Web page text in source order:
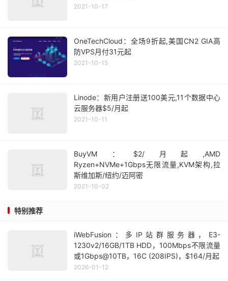
2021-10-17
OneTechCloud：全场9折起,美国CN2 GIA高
防VPS月付31元起
2021-10-15
Linode：新用户注册送100美元,11个数据中心
云服务器$5/月起
2021-10-11
BuyVM：$2/月起,AMD
Ryzen+NVMe+1Gbps无限流量,KVM架构,拉
斯维加斯/纽约/迈阿密
2021-10-02
特别推荐
iWebFusion：多IP站群服务器，E3-
1230v2/16GB/1TB HDD，100Mbps不限流量
或1Gbps@10TB，16C (208IPS)，$164/月起
2026-01-12